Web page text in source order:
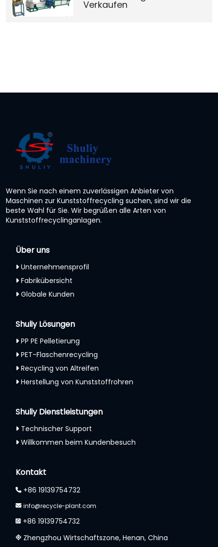
Verkaufen
Wenn Sie nach einem zuverlässigen Anbieter von
Maschinen zur Kunststoffrecycling suchen, sind wir die
beste Wahl für Sie. Wir begrüßen alle Arten von
Kunststoffrecyclinganlagen.
Über uns
Unternehmensprofil
Fabrikübersicht
Globale Kunden
Shuliy Lösungen
PP PE Pelletierung
PET-Flaschenrecycling
Recycling von Altreifen
Herstellung von Kunststoffrohren
Shuliy Dienstleistungen
Technischer Support
Willkommen beim Kundenbesuch
Kontakt
+86 19139754732
info@recycle-plant.com
+86 19139754732
Zhengzhou Wirtschaftszone, Henan, China